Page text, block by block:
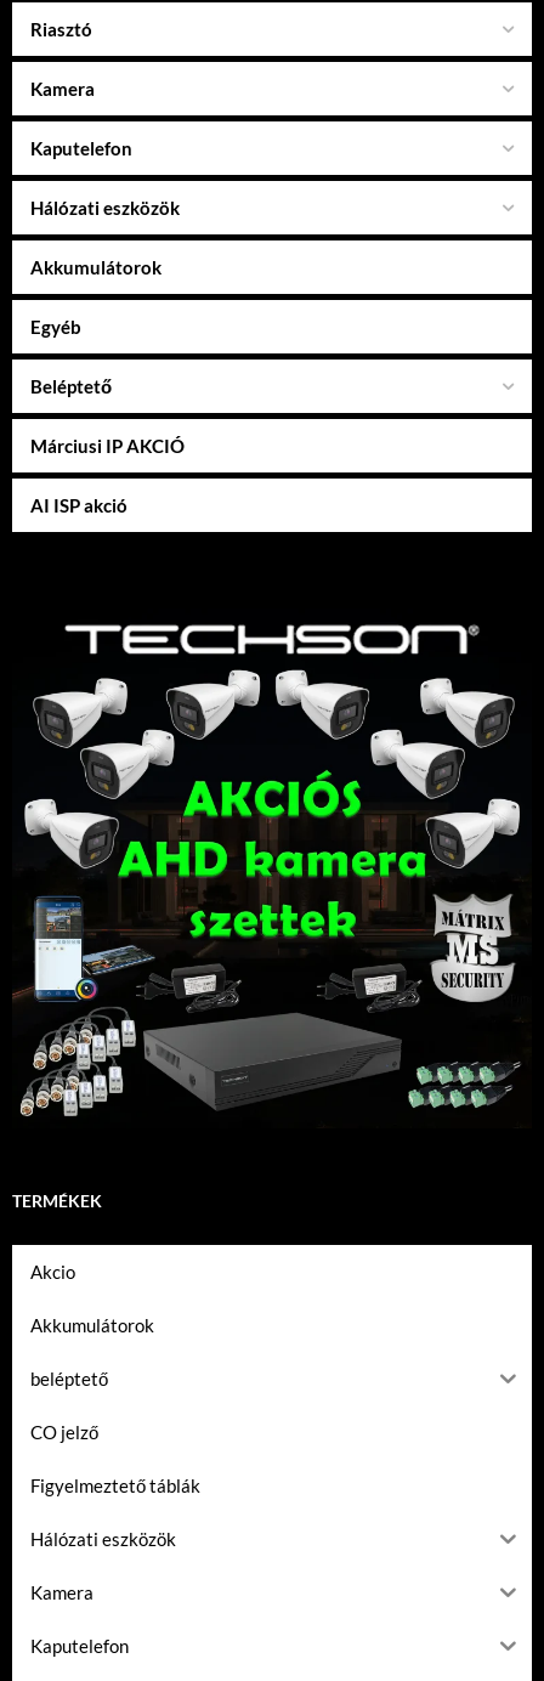
Riasztó
Kamera
Kaputelefon
Hálózati eszközök
Akkumulátorok
Egyéb
Beléptető
Márciusi IP AKCIÓ
AI ISP akció
TERMÉKEK
Akcio
Akkumulátorok
beléptető
CO jelző
Figyelmeztető táblák
Hálózati eszközök
Kamera
Kaputelefon